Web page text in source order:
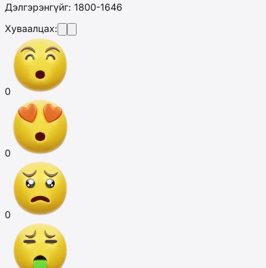
Дэлгэрэнгүйг: 1800-1646
Хуваалцах:
0
0
0